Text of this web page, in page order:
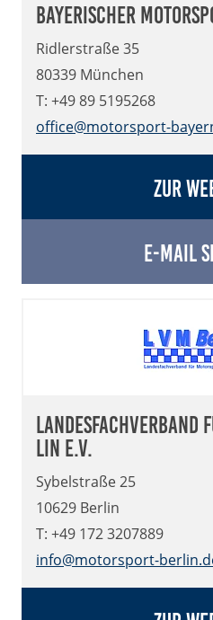
Bayerischer
Ridlerstraße 35
80339 München
T: +49 89 5195268
office@motorsport-
Zur
E-Mail
Landesfachverband
lin e.V.
Sybelstraße 25
10629 Berlin
T: +49 172 3207889
info@motorsport-